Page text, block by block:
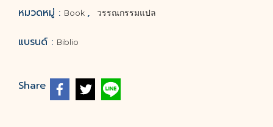
หมวดหมู่ : Book , วรรณกรรมแปล
แบรนด์ : Biblio
Share